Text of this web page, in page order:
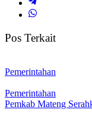
Pos Terkait
Pemerintahan
Pemerintahan
Pemkab Mateng